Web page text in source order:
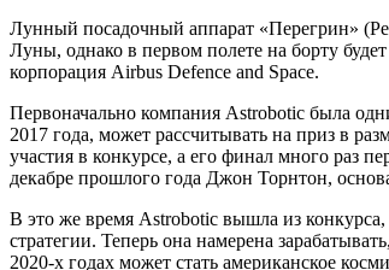
Лунный посадочный аппарат «Перегрин»
Луны, однако в первом полете на борту
корпорация Airbus Defence and Space.
Первоначально компания Astrobotic была
2017 года, может рассчитывать на приз в
участия в конкурсе, а его финал много раз
декабре прошлого года Джон Торнтон,
В это же время Astrobotic вышла из конкурса,
стратегии. Теперь она намерена
2020-х годах может стать американское